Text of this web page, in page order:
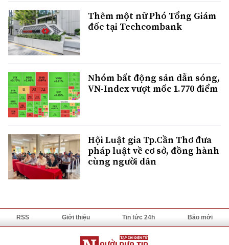
Thêm một nữ Phó Tổng Giám
đốc tại Techcombank
Nhóm bất động sản dẫn sóng,
VN-Index vượt mốc 1.770 điểm
Hội Luật gia Tp.Cần Thơ đưa
pháp luật về cơ sở, đồng hành
cùng người dân
RSS Giới thiệu Tin tức 24h Báo mới